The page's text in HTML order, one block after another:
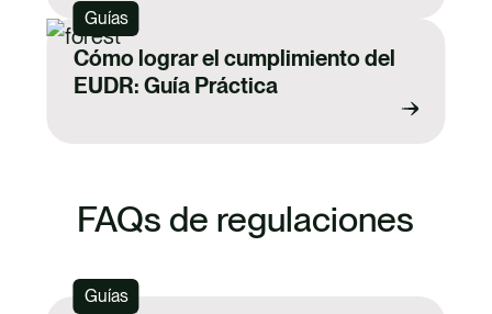
Guías
Cómo lograr el cumplimiento del
EUDR: Guía Práctica
FAQs de regulaciones
Guías